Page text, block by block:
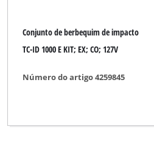
Conjunto de berbequim de impacto
TC-ID 1000 E KIT; EX; CO; 127V
Número do artigo 4259845